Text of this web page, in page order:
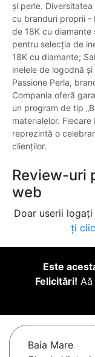
și perle.
cu branduri proprii -
de 18K cu diamante
pentru selecția de
18K cu diamante;
inelele de logodnă
Passione Perla,
Compania oferă
un program de tip
materialelor.
reprezintă o
clienților.
Review-uri
web
Doar userii
ți
Este
Felicitări!
Baia Mare